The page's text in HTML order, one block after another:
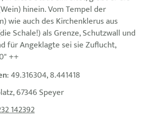
hinein. Vom Tempel der
wie auch des Kirchenklerus aus
Schale!) als Grenze, Schutzwall und
für Angeklagte sei sie Zuflucht,
++
: 49.316304, 8.441418
67346 Speyer
142392